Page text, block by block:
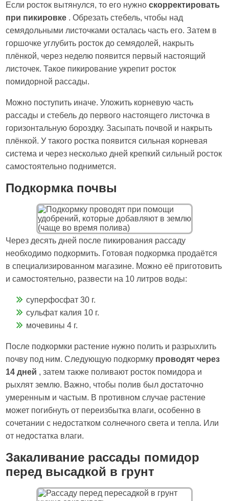
Если росток вытянулся, то его нужноскорректировать
при пикировке . Обрезать стебель, чтобы над
семядольными листочками осталась часть его. Затем в
горшочке углубить росток до семядолей, накрыть
плёнкой, через неделю появится первый настоящий
листочек. Такое пикирование укрепит росток
помидорной рассады.
Можно поступить иначе. Уложить корневую часть
рассады и стебель до первого настоящего листочка в
горизонтальную бороздку. Засыпать почвой и накрыть
плёнкой. У такого ростка появится сильная корневая
система и через несколько дней крепкий сильный росток
самостоятельно поднимется.
Подкормка почвы
Через десять дней после пикирования рассаду
необходимо подкормить. Готовая подкормка продаётся
в специализированном магазине. Можно её приготовить
и самостоятельно, развести на 10 литров воды:
суперфосфат 30 г.
сульфат калия 10 г.
мочевины 4 г.
После подкормки растение нужно полить и разрыхлить
почву под ним. Следующую подкормку проводят через
14 дней , затем также поливают росток помидора и
рыхлят землю. Важно, чтобы полив был достаточно
умеренным и частым. В противном случае растение
может погибнуть от переизбытка влаги, особенно в
сочетании с недостатком солнечного света и тепла. Или
от недостатка влаги.
Закаливание рассады помидор
перед высадкой в грунт